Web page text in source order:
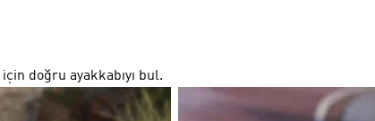
doğru ayakkabıyı bul.